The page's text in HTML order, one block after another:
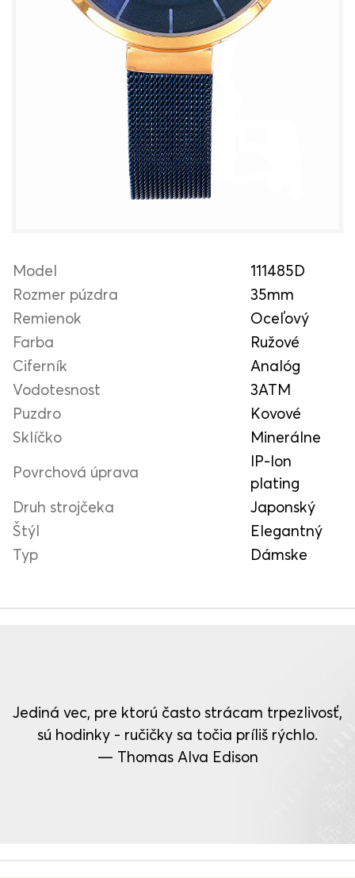
Model
111485D
Rozmer púzdra
35mm
Remienok
Oceľový
Farba
Ružové
Ciferník
Analóg
Vodotesnost
3ATM
Puzdro
Kovové
Sklíčko
Minerálne
Povrchová úprava
IP-Ion
plating
Druh strojčeka
Japonský
Štýl
Elegantný
Typ
Dámske
Jediná vec, pre ktorú často strácam trpezlivosť,
sú hodinky - ručičky sa točia príliš rýchlo.
— Thomas Alva Edison